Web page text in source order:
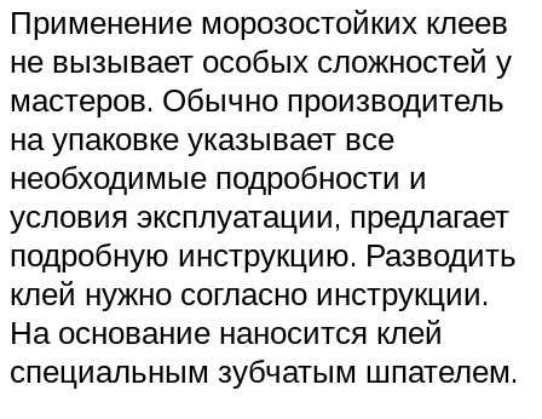
Применение морозостойких клеев
не вызывает особых сложностей у
мастеров. Обычно производитель
на упаковке указывает все
необходимые подробности и
условия эксплуатации, предлагает
подробную инструкцию. Разводить
клей нужно согласно инструкции.
На основание наносится клей
специальным зубчатым шпателем.